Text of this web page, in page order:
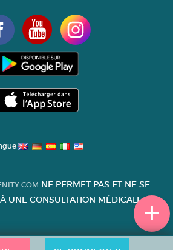
NE PERMET PAS ET NE SE
UNE CONSULTATION MÉDICALE.